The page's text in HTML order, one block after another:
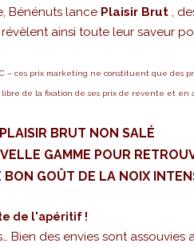
Bénénuts lance Plaisir Brut ,
ainsi toute leur saveur
– ces prix marketing ne constituent que des
de la fixation de ses prix de revente et en
PLAISIR BRUT NON SALÉ
GAMME POUR
GOÛT DE LA NOIX
de l'apéritif !
Bien des envies sont assouvies